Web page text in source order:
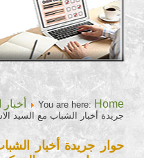
You are here: Home
جريدة أخبار الشباب مع السيد
حوار جريدة أخبار